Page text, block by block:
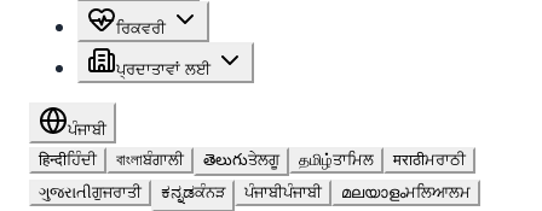
ਰਿਕਵਰੀ
ਪ੍ਰਦਾਤਾਵਾਂ ਲਈ
ਪੰਜਾਬੀ
हिन्दीਹਿੰਦੀ বাংলাਬੰਗਾਲੀ తెలుగుਤੇਲਗੂ தமிழ்ਤਾਮਿਲ मराठीਮਰਾਠੀ
ગુજરાતીਗੁਜਰਾਤੀ ಕನ್ನಡਕੰਨੜ ਪੰਜਾਬੀਪੰਜਾਬੀ മലയാളംਮਲਿਆਲਮ